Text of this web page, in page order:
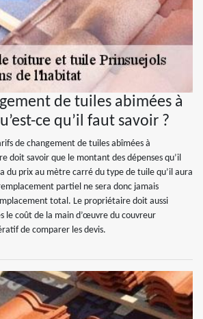
de tuiles abimées à
ce qu’il faut savoir ?
de changement de tuiles abîmées à
doit savoir que le montant des dépenses qu’il
du prix au mètre carré du type de tuile qu’il aura
partiel ne sera donc jamais
total. Le propriétaire doit aussi
le coût de la main d’œuvre du couvreur
de comparer les devis.